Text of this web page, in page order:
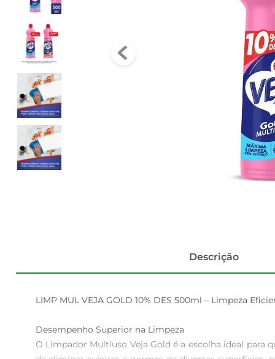
Descrição
LIMP MUL VEJA GOLD 10% DES 500ml – Limpeza
Desempenho Superior na Limpeza
O Limpador Multiuso Veja Gold é a escolha ideal para